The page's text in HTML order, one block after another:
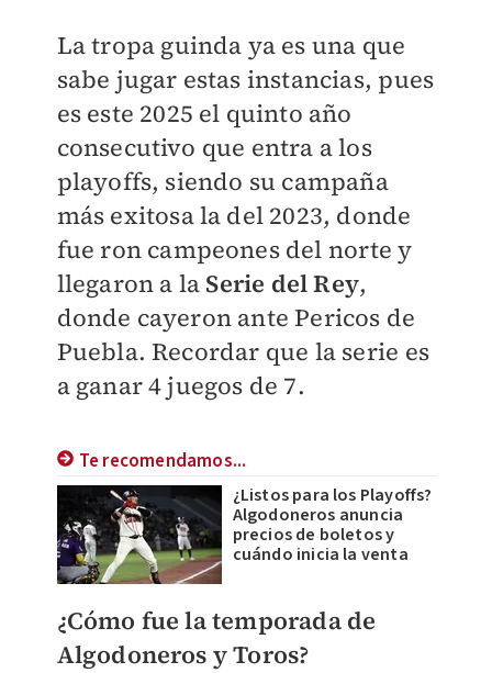
La tropa guinda ya es una que
sabe jugar estas instancias, pues
es este 2025 el quinto año
consecutivo que entra a los
playoffs, siendo su campaña
más exitosa la del 2023, donde
fue ron campeones del norte y
llegaron a la Serie del Rey,
donde cayeron ante Pericos de
Puebla. Recordar que la serie es
a ganar 4 juegos de 7.
Te recomendamos...
¿Listos para los Playoffs?
Algodoneros anuncia
precios de boletos y
cuándo inicia la venta
¿Cómo fue la temporada de
Algodoneros y Toros?